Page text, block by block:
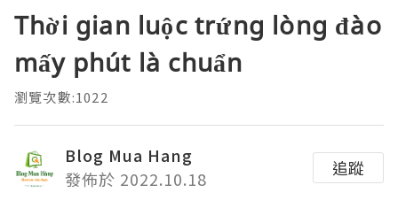
Thời gian luộc trứng lòng đào
mấy phút là chuẩn
瀏覽次數:1022
Blog Mua Hang
發佈於 2022.10.18
追蹤